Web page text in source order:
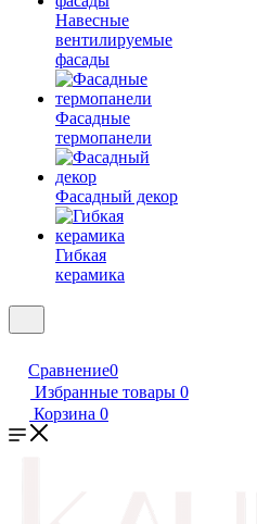
Навесные
вентилируемые
фасады
Фасадные
термопанели
Фасадный декор
Гибкая
керамика
Сравнение0
Избранные товары 0
Корзина 0